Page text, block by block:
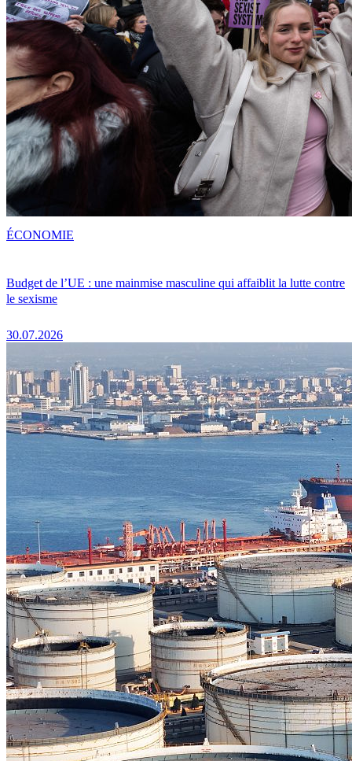
Budget de l’UE : une mainmise masculine qui affaiblit la lutte contre
le sexisme
30.07.2026
ÉCONOMIE